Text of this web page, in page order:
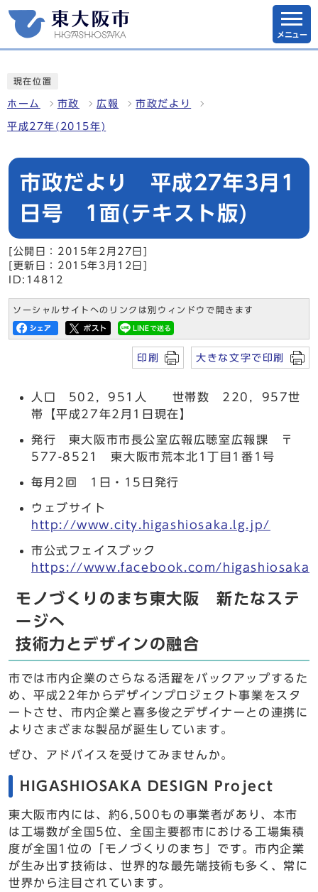
メニュー
現在位置
ホーム 市政 広報 市政だより
平成27年(2015年)
市政だより 平成27年3月1
日号 1面(テキスト版)
[公開日：2015年2月27日]
[更新日：2015年3月12日]
ID:14812
ソーシャルサイトへのリンクは別ウィンドウで開きます
印刷 大きな文字で印刷
人口 502，951人 世帯数 220，957世
帯【平成27年2月1日現在】
発行 東大阪市市長公室広報広聴室広報課 〒
577-8521 東大阪市荒本北1丁目1番1号
毎月2回 1日・15日発行
ウェブサイト
http://www.city.higashiosaka.lg.jp/
市公式フェイスブック
https://www.facebook.com/
モノづくりのまち東大阪 新たなステ
ージへ
技術力とデザインの融合
市では市内企業のさらなる活躍をバックアップするた
め、平成22年からデザインプロジェクト事業をスタ
ートさせ、市内企業と喜多俊之デザイナーとの連携に
よりさまざまな製品が誕生しています。
ぜひ、アドバイスを受けてみませんか。
HIGASHIOSAKA DESIGN Project
東大阪市内には、約6,500もの事業者があり、本市
は工場数が全国5位、全国主要都市における工場集積
度が全国1位の「モノづくりのまち」です。市内企業
が生み出す技術は、世界的な最先端技術も多く、常に
世界から注目されています。